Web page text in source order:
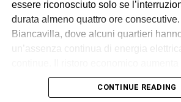
essere riconosciuto solo se
durata almeno quattro ore
Biancavilla, dove alcuni quartieri
un’assenza continua di energia
in relazione alla durata del blackout,
CONTINUE READING